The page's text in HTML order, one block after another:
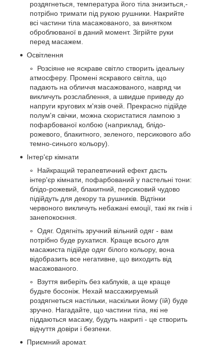
роздягнеться, температура його тіла знизиться,-
потрібно тримати під рукою рушники. Накрийте
всі частини тіла масажованого, за винятком
оброблюваної в даний момент. Зігрійте руки
перед масажем.
Освітлення
Розсіяне не яскраве світло створить ідеальну
атмосферу. Промені яскравого світла, що
падають на обличчя масажованого, навряд чи
викличуть розслаблення, а швидше приведу до
напруги кругових м'язів очей. Прекрасно підійде
полум'я свічки, можна скористатися лампою з
пофарбованої колбою (наприклад, блідо-
рожевого, блакитного, зеленого, персикового або
темно-синього кольору).
Інтер'єр кімнати
Найкращий терапевтичний ефект дасть
інтер'єр кімнати, пофарбований у пастельні тони:
блідо-рожевий, блакитний, персиковий чудово
підійдуть для декору та рушників. Відтінки
червоного викличуть небажані емоції, такі як гнів і
занепокоєння.
Одяг. Одягніть зручний вільний одяг - вам
потрібно буде рухатися. Краще всього для
масажиста підійде одяг білого кольору, вона
відобразить все негативне, що виходить від
масажованого.
Взуття виберіть без каблуків, а ще краще
будьте босоніж. Нехай массажируемый
роздягнеться настільки, наскільки йому (їй) буде
зручно. Нагадайте, що частини тіла, які не
піддаються масажу, будуть накриті - це створить
відчуття довіри і безпеки.
Приємний аромат.